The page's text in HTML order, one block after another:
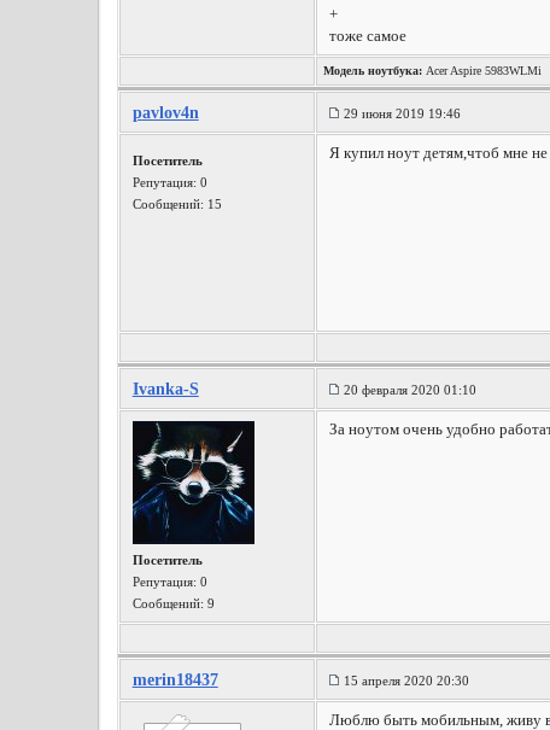
+
тоже самое
Модель ноутбука:Acer Aspire 5983WLMi
pavlov4n 29 июня 2019 19:46
Посетитель
Репутация: 0
Сообщений: 15
Я купил ноут детям,чтоб мне
Ivanka-S 20 февраля 2020 01:10
Посетитель
Репутация: 0
Сообщений: 9
За ноутом очень удобно
merin18437 15 апреля 2020 20:30
Люблю быть мобильным, живу в